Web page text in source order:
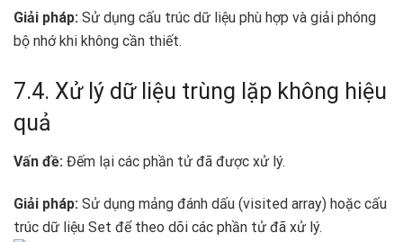
Giải pháp: Sử dụng cấu trúc dữ liệu phù hợp và giải phóng
bộ nhớ khi không cần thiết.
7.4. Xử lý dữ liệu trùng lặp không hiệu
quả
Vấn đề: Đếm lại các phần tử đã được xử lý.
Giải pháp: Sử dụng mảng đánh dấu (visited array) hoặc cấu
trúc dữ liệu Set để theo dõi các phần tử đã xử lý.